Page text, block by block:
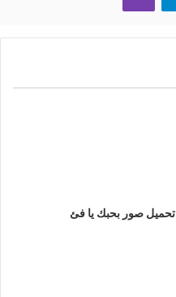
تحميل صور بحبك يا فئ